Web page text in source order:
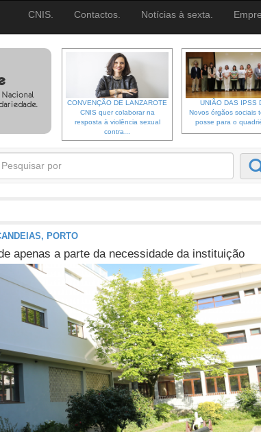
CNIS. Contactos. Notícias à sexta.
CONVENÇÃO DE LANZAROTE
CNIS quer colaborar na
resposta à violência sexual
contra...
UNIÃO DAS IPSS
Novos órgãos sociais
posse para o
PORTO
apenas a parte da necessidade da instituição